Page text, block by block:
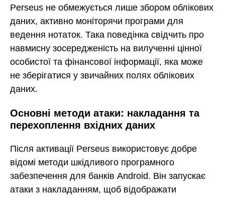
Perseus не обмежується лише збором облікових
даних, активно моніторячи програми для
ведення нотаток. Така поведінка свідчить про
навмисну зосередженість на вилученні цінної
особистої та фінансової інформації, яка може
не зберігатися у звичайних полях облікових
даних.
Основні методи атаки: накладання та
перехоплення вхідних даних
Після активації Perseus використовує добре
відомі методи шкідливого програмного
забезпечення для банків Android. Він запускає
атаки з накладанням, щоб відображати